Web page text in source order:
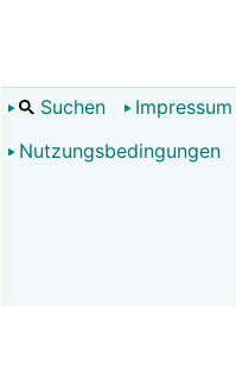
Suchen Impressum
Nutzungsbedingungen